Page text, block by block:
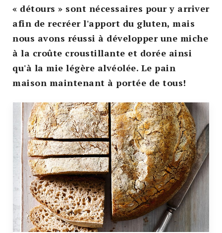
« détours » sont nécessaires pour y arriver
afin de recréer l'apport du gluten, mais
nous avons réussi à développer une miche
à la croûte croustillante et dorée ainsi
qu'à la mie légère alvéolée. Le pain
maison maintenant à portée de tous!